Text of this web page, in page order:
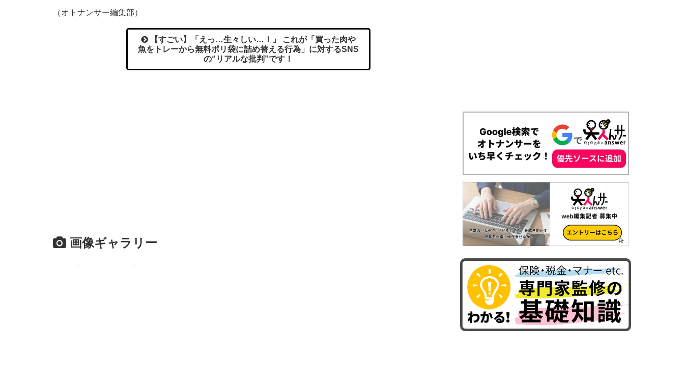
（オトナンサー編集部）
【すごい】「えっ…生々しい…！」 これが「買った肉や
魚をトレーから無料ポリ袋に詰め替える行為」に対するSNS
の“リアルな批判”です！
画像ギャラリー